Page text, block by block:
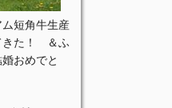
短角牛生産
た！ ＆ふ
おめでと